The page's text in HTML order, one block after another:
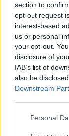
section to
opt-out request
interest-based
us or personal
your opt-out.
disclosure of
IAB’s list of
also be
Downstream
Please note
Personal
Es la cantidad
para cubrir
lugares detallados
el precio. El
compartidas. La
calidad correcta.
grupos haciendo la